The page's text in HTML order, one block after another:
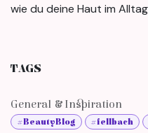
wie du deine Haut im
TAGS
General & Inspiration
#BeautyBlog #fellbach